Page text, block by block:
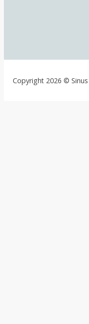
Copyright 2026 © Sinus